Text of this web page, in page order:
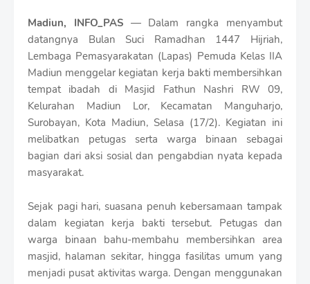
Madiun, INFO_PAS— Dalam rangka menyambut
datangnya Bulan Suci Ramadhan 1447 Hijriah,
Lembaga Pemasyarakatan (Lapas) Pemuda Kelas IIA
Madiun menggelar kegiatan kerja bakti membersihkan
tempat ibadah di Masjid Fathun Nashri RW 09,
Kelurahan Madiun Lor, Kecamatan Manguharjo,
Surobayan, Kota Madiun, Selasa (17/2). Kegiatan ini
melibatkan petugas serta warga binaan sebagai
bagian dari aksi sosial dan pengabdian nyata kepada
masyarakat.
Sejak pagi hari, suasana penuh kebersamaan tampak
dalam kegiatan kerja bakti tersebut. Petugas dan
warga binaan bahu-membahu membersihkan area
masjid, halaman sekitar, hingga fasilitas umum yang
menjadi pusat aktivitas warga. Dengan menggunakan
g
n
W
i
t
h
S
h
r
o
f
f
m
p
l
t
e